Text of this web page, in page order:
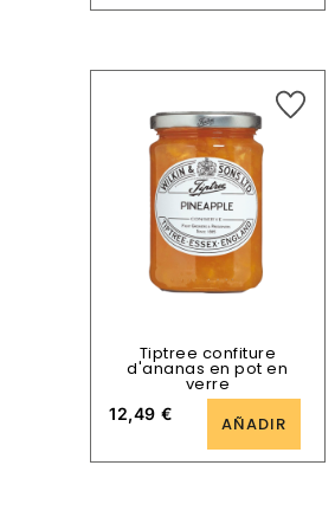
Tiptree confiture
d'ananas en pot en
verre
12,49€ AÑADIR